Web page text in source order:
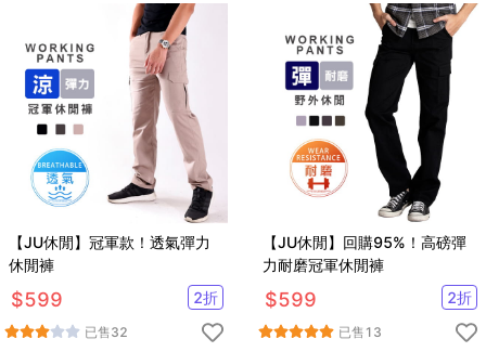
【JU休閒】冠軍款！透氣彈力
休閒褲
$599 2折
已售32
【JU休閒】回購95%！高磅彈
力耐磨冠軍休閒褲
$599 2折
已售 13